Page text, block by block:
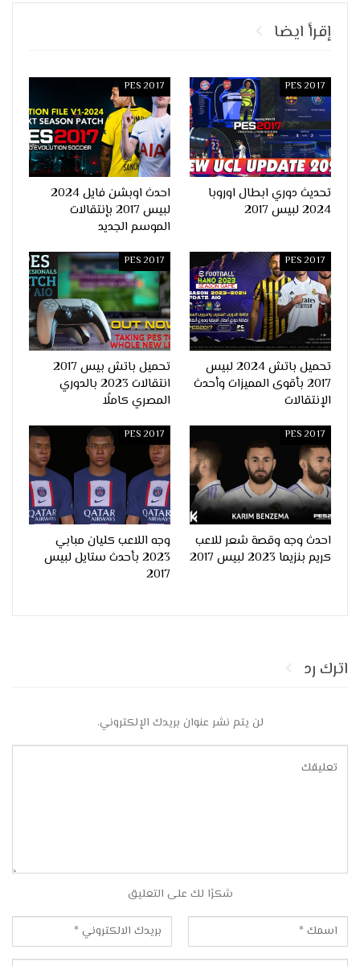
إقرأ ايضا
PES 2017
تحديث دوري ابطال اوروبا
2024 لبيس 2017
PES 2017
احدث اوبشن فايل 2024
لبيس 2017 بإنتقالات
الموسم الجديد
PES 2017
تحميل باتش 2024 لبيس
2017 بأقوى المميزات وأحدث
الإنتقالات
PES 2017
تحميل باتش بيس 2017
انتقالات 2023 بالدوري
المصري كاملًا
PES 2017
احدث وجه وقصة شعر للاعب
كريم بنزيما 2023 لبيس 2017
PES 2017
وجه اللاعب كليان مبابي
2023 بأحدث ستايل لبيس
2017
اترك رد
لن يتم نشر عنوان بريدك الإلكتروني.
شكرًا لك على التعليق